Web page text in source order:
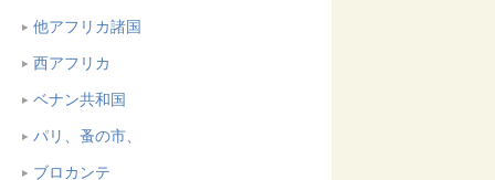
他アフリカ諸国
西アフリカ
ベナン共和国
パリ、蚤の市、
ブロカンテ